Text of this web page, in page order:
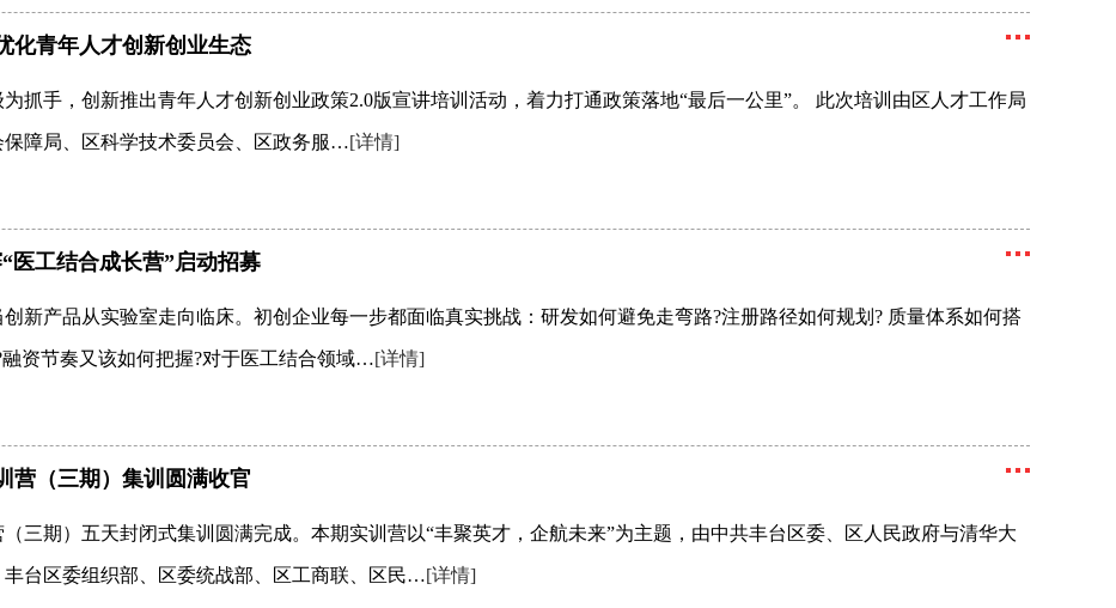
化青年人才创新创业生态
抓手，创新推出青年人才创新创业政策2.0版宣讲培训活动，着力打通政策落地“最后一公里”。 此次培训由区人才工作局
障局、区科学技术委员会、区政务服…[详情]
医工结合成长营”启动招募
新产品从实验室走向临床。初创企业每一步都面临真实挑战：研发如何避免走弯路?注册路径如何规划? 质量体系如何搭
资节奏又该如何把握?对于医工结合领域…[详情]
营（三期）集训圆满收官
三期）五天封闭式集训圆满完成。本期实训营以“丰聚英才，企航未来”为主题，由中共丰台区委、区人民政府与清华大
台区委组织部、区委统战部、区工商联、区民…[详情]